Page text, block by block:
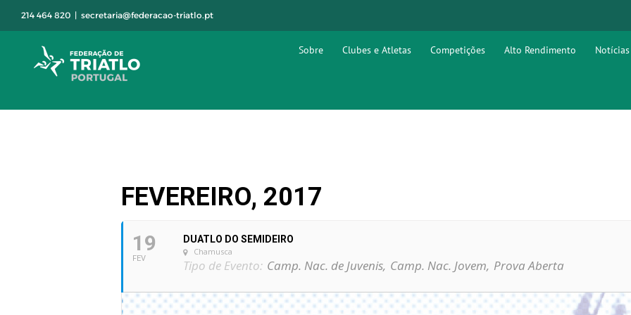
214 464 820 | secretaria@federacao-triatlo.pt
Sobre Clubes e Atletas Competições Alto Rendimento
FEVEREIRO, 2017
19
FEV
DUATLO DO SEMIDEIRO
Chamusca
Tipo de Evento: Camp. Nac. de Juvenis, Camp. Nac. Jovem, Prova Aberta